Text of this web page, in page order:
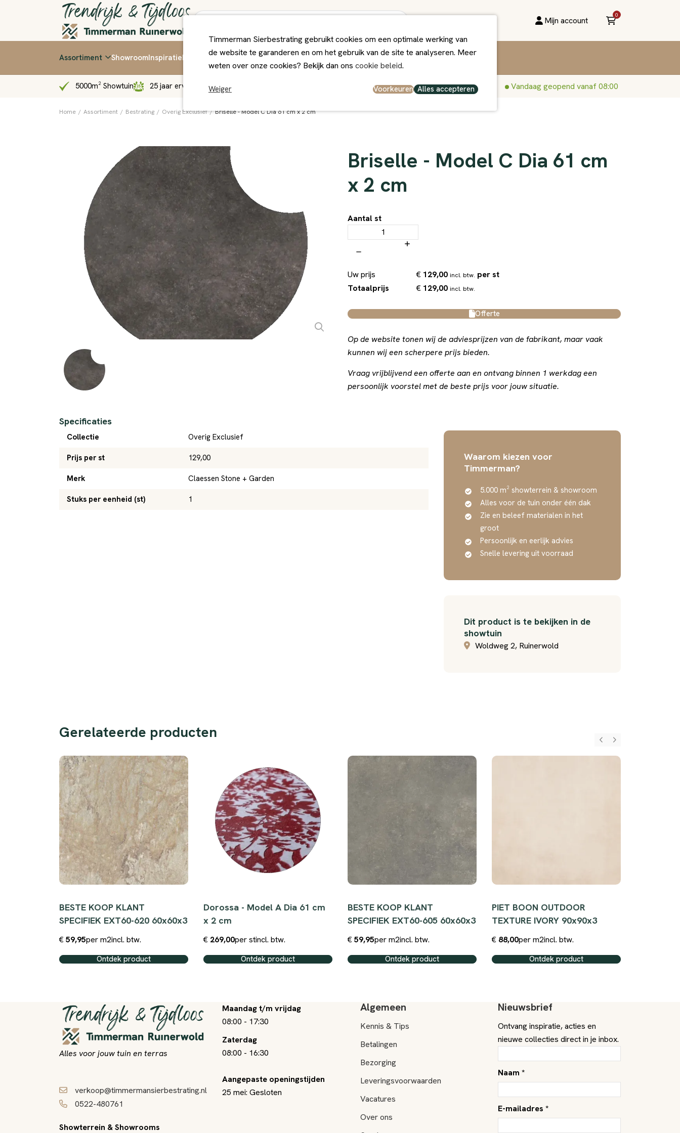
Mijn account
0
Assortiment ShowroomInspiratieKennis & TipsWinkel Contact
5000m² Showtuin 25 jaar ervaring Snel en persoonlijk Vandaag geopend vanaf 08:00
Home / Assortiment / Bestrating / Overig Exclusief / Briselle - Model C Dia 61 cm x 2 cm
Briselle - Model C Dia 61 cm
x 2 cm
Aantal st
Uw prijs € 129,00 incl. btw. per st
Totaalprijs
€ 129,00 incl. btw.
Offerte
Op de website tonen wij de adviesprijzen van de fabrikant, maar vaak
kunnen wij een scherpere prijs bieden.
Vraag vrijblijvend een offerte aan en ontvang binnen 1 werkdag een
persoonlijk voorstel met de beste prijs voor jouw situatie.
Specificaties
Collectie Overig Exclusief
Prijs per st 129,00
Merk Claessen Stone + Garden
Stuks per eenheid (st) 1
Waarom kiezen voor
Timmerman?
5.000 m² showterrein & showroom
Alles voor de tuin onder één dak
Zie en beleef materialen in het
groot
Persoonlijk en eerlijk advies
Snelle levering uit voorraad
Dit product is te bekijken in de
showtuin
Woldweg 2, Ruinerwold
Gerelateerde producten
BESTE KOOP KLANT
SPECIFIEK EXT60-620 60x60x3
€59,95per m2incl. btw.
Ontdek product
Dorossa - Model A Dia 61 cm
x 2 cm
€ 269,00per stincl. btw.
Ontdek product
BESTE KOOP KLANT
SPECIFIEK EXT60-605 60x60x3
€59,95per m2incl. btw.
Ontdek product
PIET BOON OUTDOOR
TEXTURE IVORY 90x90x3
€ 88,00per m2incl. btw.
Ontdek product
Alles voor jouw tuin en terras
verkoop@timmermansierbestrating.nl
0522-480761
Showterrein & Showrooms
Maandag t/m vrijdag
08:00 - 17:30
Zaterdag
08:00 - 16:30
Aangepaste openingstijden
25 mei: Gesloten
Algemeen
Kennis & Tips
Betalingen
Bezorging
Leveringsvoorwaarden
Vacatures
Over ons
Nieuwsbrief
Ontvang inspiratie, acties en
nieuwe collecties direct in je inbox.
Naam *
E-mailadres *
Timmerman Sierbestrating gebruikt cookies om een optimale werking van
de website te garanderen en om het gebruik van de site te analyseren. Meer
weten over onze cookies? Bekijk dan ons cookie beleid.
Weiger Voorkeuren Alles accepteren